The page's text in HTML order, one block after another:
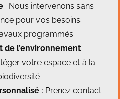
: Nous intervenons sans
pour vos besoins
programmés.
de l’environnement :
votre espace et à la
: Prenez contact